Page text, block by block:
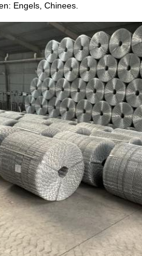
Engels, Chinees.